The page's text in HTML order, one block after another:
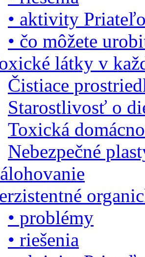
• aktivity
• čo môžete
látky v
Čistiace
Starostlivosť o
Toxická
Nebezpečné
• problémy
• riešenia